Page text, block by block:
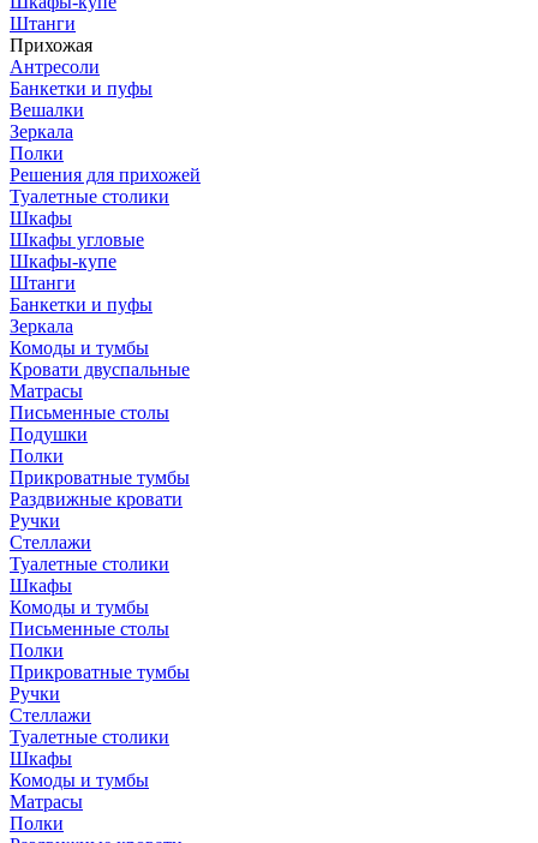
Штанги
Прихожая
Антресоли
Банкетки и пуфы
Вешалки
Зеркала
Полки
Решения для прихожей
Туалетные столики
Шкафы
Шкафы угловые
Шкафы-купе
Штанги
Банкетки и пуфы
Зеркала
Комоды и тумбы
Кровати двуспальные
Матрасы
Письменные столы
Подушки
Полки
Прикроватные тумбы
Раздвижные кровати
Ручки
Стеллажи
Туалетные столики
Шкафы
Комоды и тумбы
Письменные столы
Полки
Прикроватные тумбы
Ручки
Стеллажи
Туалетные столики
Шкафы
Комоды и тумбы
Матрасы
Полки